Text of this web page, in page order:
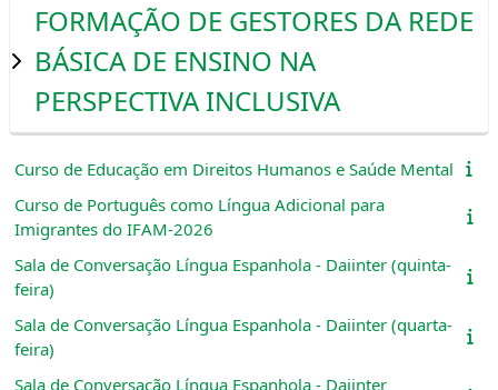
FORMAÇÃO DE GESTORES DA REDE
BÁSICA DE ENSINO NA
PERSPECTIVA INCLUSIVA
Curso de Educação em Direitos Humanos e Saúde Mental
Curso de Português como Língua Adicional para
Imigrantes do IFAM-2026
Sala de Conversação Língua Espanhola - Daiinter (quinta-
feira)
Sala de Conversação Língua Espanhola - Daiinter (quarta-
feira)
Sala de Conversação Língua Espanhola - Daiinter